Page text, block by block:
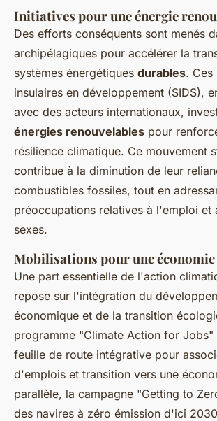
Initiatives pour une énergie
Des efforts conséquents sont menés
archipélagiques pour accélérer la
systèmes énergétiques durables. Ces
insulaires en développement (SIDS),
avec des acteurs internationaux,
énergies renouvelables pour
résilience climatique. Ce mouvement
contribue à la diminution de leur
combustibles fossiles, tout en
préoccupations relatives à l'emploi et
sexes.
Mobilisations pour une
Une part essentielle de l'action
repose sur l'intégration du
économique et de la transition
programme "Climate Action for Jobs"
feuille de route intégrative pour
d'emplois et transition vers une
parallèle, la campagne "Getting to
des navires à zéro émission d'ici